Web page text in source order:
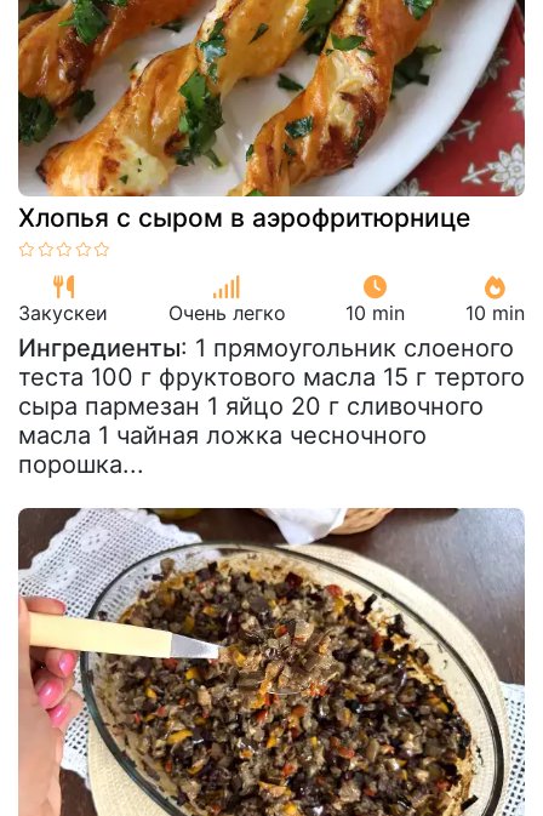
Хлопья с сыром в аэрофритюрнице
Закускeи Очень легко 10 min 10 min
Ингредиенты: 1 прямоугольник слоеного
теста 100 г фруктового масла 15 г тертого
сыра пармезан 1 яйцо 20 г сливочного
масла 1 чайная ложка чесночного
порошка...